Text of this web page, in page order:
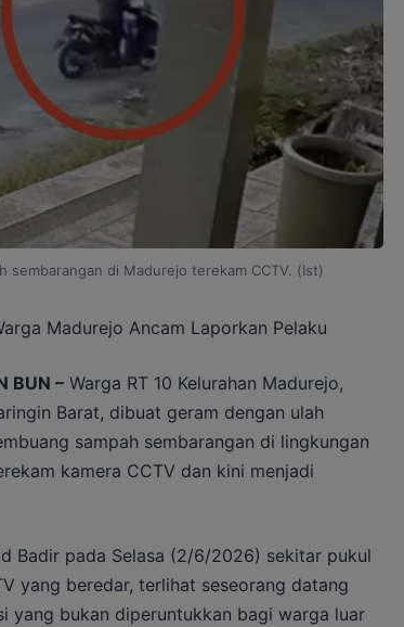
sembarangan di Madurejo terekam CCTV. (Ist)
Madurejo Ancam Laporkan Pelaku
BUN –Warga RT 10 Kelurahan Madurejo,
Barat, dibuat geram dengan ulah
sampah sembarangan di lingkungan
kamera CCTV dan kini menjadi
Badir pada Selasa (2/6/2026) sekitar pukul
yang beredar, terlihat seseorang datang
yang bukan diperuntukkan bagi warga luar